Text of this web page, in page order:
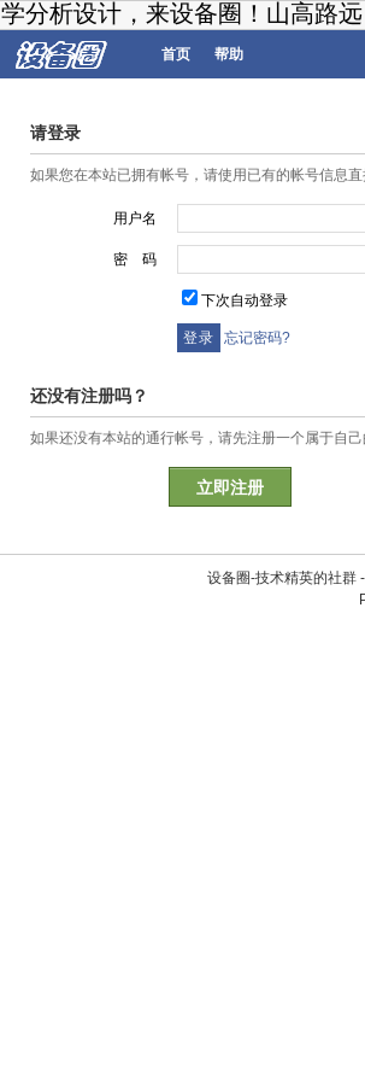
学分析设计，来设备圈！山高路
首页 帮助
请登录
如果您在本站已拥有帐号，请使用已有的帐号信息直
用户名
密 码
下次自动登录
忘记密码?
还没有注册吗？
如果还没有本站的通行帐号，请先注册一个属于自己
立即注册
设备圈-技术精英的社群 -